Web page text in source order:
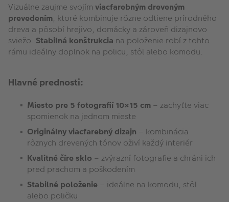
Vizuálne zaujme svojím viacfarebným dreveným
prevedením, ktoré kombinuje rôzne odtiene prírodného
dreva a pôsobí hrejivo, domácky a zároveň dizajnovo
sviežo. Stabilná konštrukcia na položenie robí z tohto
rámu ideálny doplnok na policu, stôl alebo komodu.
Hlavné prednosti:
Miesto pre 5 fotografií 10×15 cm – zachyťte viac
spomienok na jednom mieste
Originálny viacfarebný dizajn – kombinácia
rôznych drevených tónov oživí každý interiér
Kvalitné číre sklo – zvýrazní fotografie a chráni ich
pred prachom a poškodením
Stabilné položenie – ideálne na komodu, stôl
alebo poličku